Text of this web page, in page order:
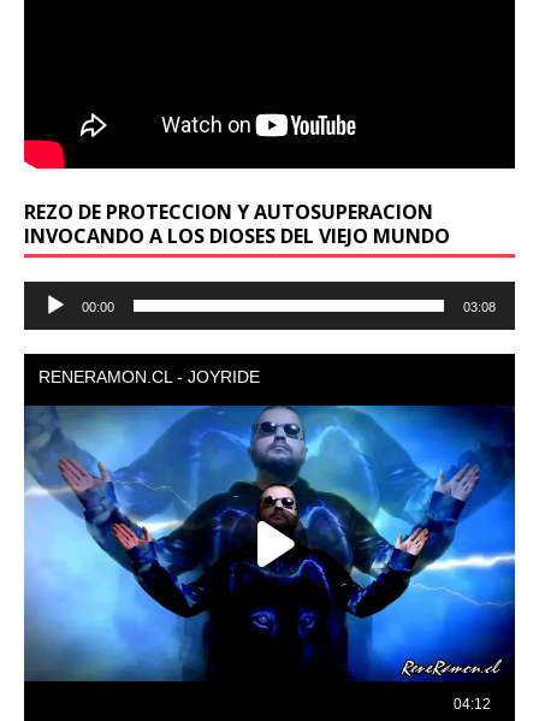
REZO DE PROTECCION Y AUTOSUPERACION
INVOCANDO A LOS DIOSES DEL VIEJO MUNDO
Reproductor
00:00 03:08